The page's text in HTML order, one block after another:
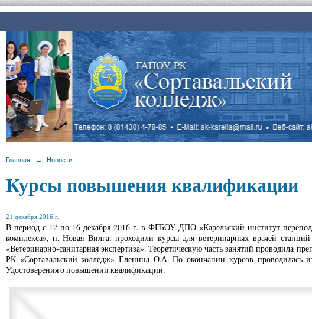
Главная → Новости
Курсы повышения квалификации
21 декабря 2016 г.
В период с 12 по 16 декабря 2016 г. в ФГБОУ ДПО «Карельский институт
комплекса», п. Новая Вилга, проходили курсы для ветеринарных врачей
«Ветеринарно-санитарная экспертиза». Теоретическую часть занятий проводила
РК «Сортавальский колледж» Еленина О.А. По окончании курсов проводилась
Удостоверения о повышении квалификации.